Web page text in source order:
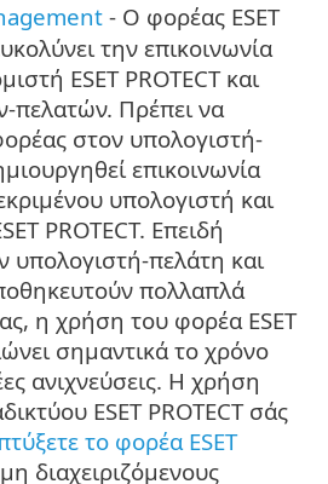
- Ο φορέας ESET
την επικοινωνία
ESET PROTECT και
πελατών. Πρέπει να
στον υπολογιστή-
επικοινωνία
υπολογιστή και
PROTECT. Επειδή
υπολογιστή-πελάτη και
πολλαπλά
η χρήση του φορέα ESET
σημαντικά το χρόνο
ανιχνεύσεις. Η χρήση
ESET PROTECT σάς
το φορέα ESET
διαχειριζόμενους